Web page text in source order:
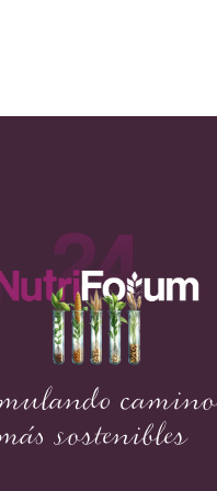
sostenibles